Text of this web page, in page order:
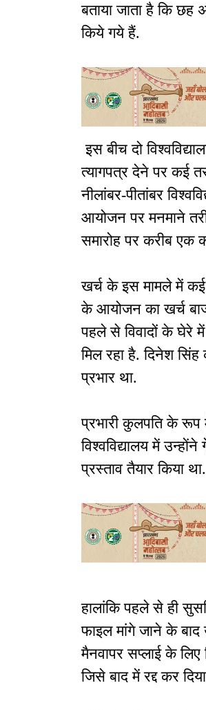
बताया जाता है कि छह
किये गये हैं.
इस बीच दो
त्यागपत्र देने पर कई
नीलांबर-पीतांबर
आयोजन पर मनमाने
समारोह पर करीब एक
खर्च के इस मामले में कई
के आयोजन का खर्च
पहले से विवादों के घेरे
मिल रहा है. दिनेश सिंह
प्रभार था.
प्रभारी कुलपति के रूप
विश्वविद्यालय में
प्रस्ताव तैयार किया था.
हालांकि पहले से ही
फाइल मांगे जाने के
मैनवापर सप्लाई के लिए
जिसे बाद में रद्द कर